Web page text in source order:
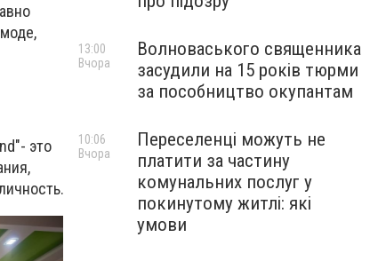
это
Волноваського священника
засудили на 15 років тюрми
за пособництво окупантам
13:00
Вчора
Переселенці можуть не
платити за частину
комунальних послуг у
покинутому житлі: які
умови
10:06
Вчора